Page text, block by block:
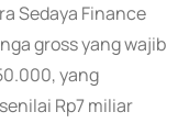
Sedaya Finance
gross yang wajib
yang
Rp7 miliar